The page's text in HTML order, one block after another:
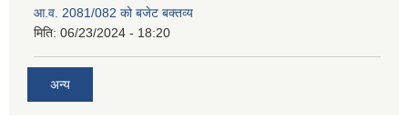
आ.व. 2081/082 को बजेट बक्तव्य
मिति: 06/23/2024 - 18:20
अन्य